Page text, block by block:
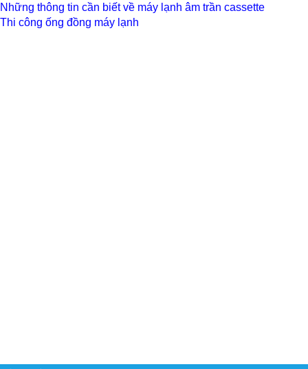
Những thông tin cần biết về máy lạnh âm trần cassette
Thi công ống đồng máy lạnh